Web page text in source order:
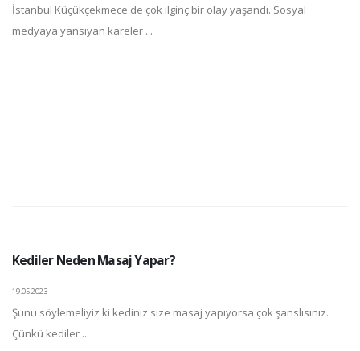
İstanbul Küçükçekmece'de çok ilginç bir olay yaşandı. Sosyal
medyaya yansıyan kareler ...
Kediler Neden Masaj Yapar?
19.05.2023
Şunu söylemeliyiz ki kediniz size masaj yapıyorsa çok şanslısınız.
Çünkü kediler ...